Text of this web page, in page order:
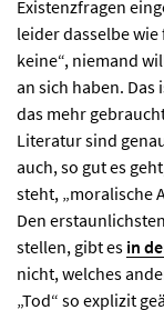
Existenzfragen
leider dasselbe
keine“, niemand
an sich haben.
das mehr
Literatur sind
auch, so gut es
steht, „moralische
Den
stellen, gibt es in
nicht, welches
„Tod“ so explizit